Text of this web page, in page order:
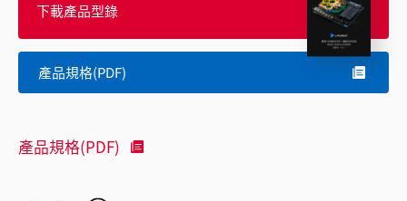
下載產品型錄
產品規格(PDF)
產品規格(PDF)